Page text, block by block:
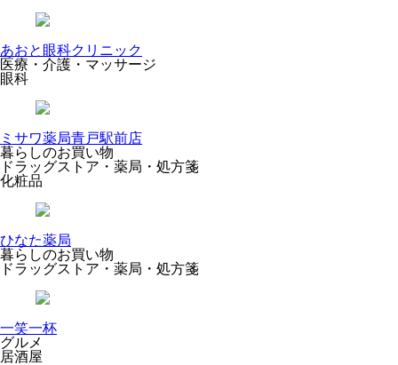
あおと眼科クリニック
医療・介護・マッサージ
眼科
ミサワ薬局青戸駅前店
暮らしのお買い物
ドラッグストア・薬局・処方箋
化粧品
ひなた薬局
暮らしのお買い物
ドラッグストア・薬局・処方箋
一笑一杯
グルメ
居酒屋